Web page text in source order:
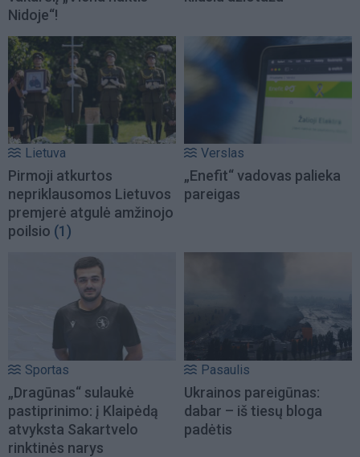
Nidoje“!
Lietuva
Pirmoji atkurtos
nepriklausomos Lietuvos
premjerė atgulė amžinojo
poilsio (1)
Verslas
„Enefit“ vadovas palieka
pareigas
Sportas
„Dragūnas“ sulaukė
pastiprinimo: į Klaipėdą
atvyksta Sakartvelo
rinktinės narys
Pasaulis
Ukrainos pareigūnas:
dabar – iš tiesų bloga
padėtis